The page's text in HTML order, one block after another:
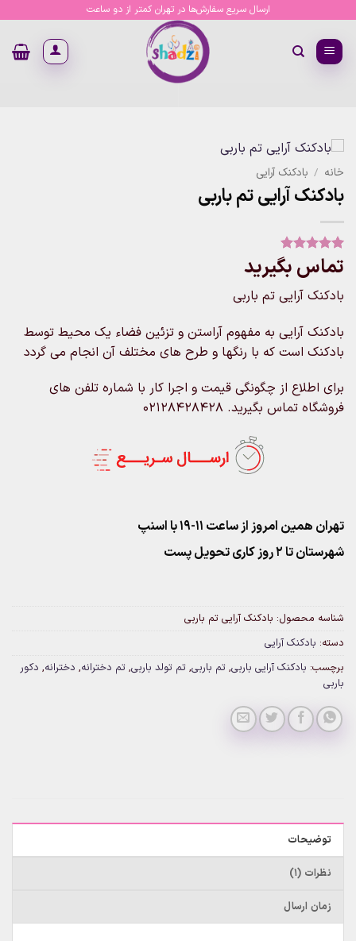
content
ارسال سریع سفارش‌ها در تهران کمتر از دو ساعت
خانه / بادکنک آرایی
بادکنک آرایی تم باربی
امتیاز
از
5 امتیاز
1
تماس بگیرید
بادکنک آرایی تم باربی
بادکنک آرایی به مفهوم آراستن و تزئین فضاء یک محیط توسط
بادکنک است که با رنگها و طرح های مختلف آن انجام می گردد
برای اطلاع از چگونگی قیمت و اجرا کار با شماره تلفن های
فروشگاه تماس بگیرید. 02128428428
تهران همین امروز از ساعت ۱۱-۱۹ با اسنپ
شهرستان تا 2 روز کاری تحویل پست
شناسه محصول: بادکنک آرایی تم باربی
دسته: بادکنک آرایی
برچسب: بادکنک آرایی باربی, تم باربی, تم تولد باربی, تم دخترانه, دخترانه, دکور
باربی
توضیحات
نظرات (1)
زمان ارسال